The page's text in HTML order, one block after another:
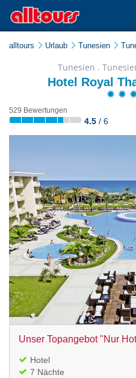
alltours Urlaub Tunesien
Tunesien .
Hotel Royal
529 Bewertungen
4.5 / 6
Unser Topangebot "Nur
Hotel
7 Nächte